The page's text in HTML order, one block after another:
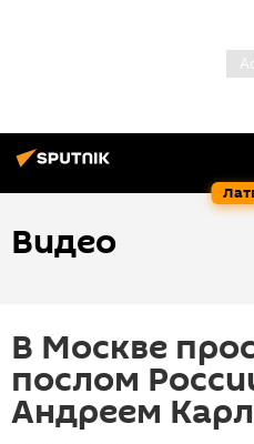
Видео
В Москве
послом
Андреем